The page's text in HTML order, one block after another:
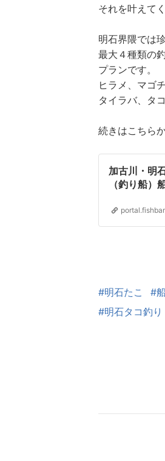
それを叶えて
明石界隈では
最大４種類の
プランです。
ヒラメ、マゴ
タイラバ、タ
続きはこちら
加古川・明
（釣り船）
#明石たこ #
#明石タコ釣り